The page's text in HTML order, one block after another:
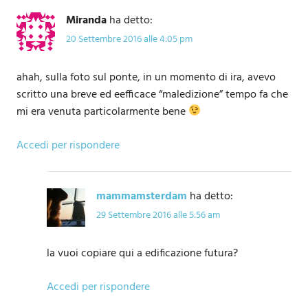
Mirandaha detto:
20 Settembre 2016 alle 4:05 pm
ahah, sulla foto sul ponte, in un momento di ira, avevo
scritto una breve ed eefficace “maledizione” tempo fa che
mi era venuta particolarmente bene
Accedi per rispondere
mammamsterdam ha detto:
29 Settembre 2016 alle 5:56 am
la vuoi copiare qui a edificazione futura?
Accedi per rispondere